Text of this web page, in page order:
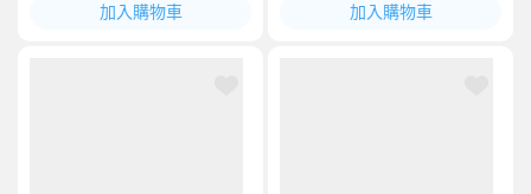
加入購物車 加入購物車